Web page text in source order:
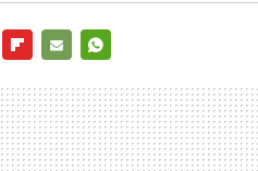
MAIL